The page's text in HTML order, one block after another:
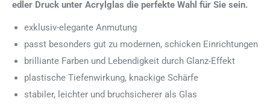
edler Druck unter Acrylglas die perfekte Wahl für Sie sein.
exklusiv-elegante Anmutung
passt besonders gut zu modernen, schicken Einrichtungen
brilliante Farben und Lebendigkeit durch Glanz-Effekt
plastische Tiefenwirkung, knackige Schärfe
stabiler, leichter und bruchsicherer als Glas